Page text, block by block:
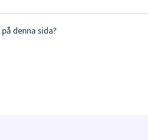
denna sida?